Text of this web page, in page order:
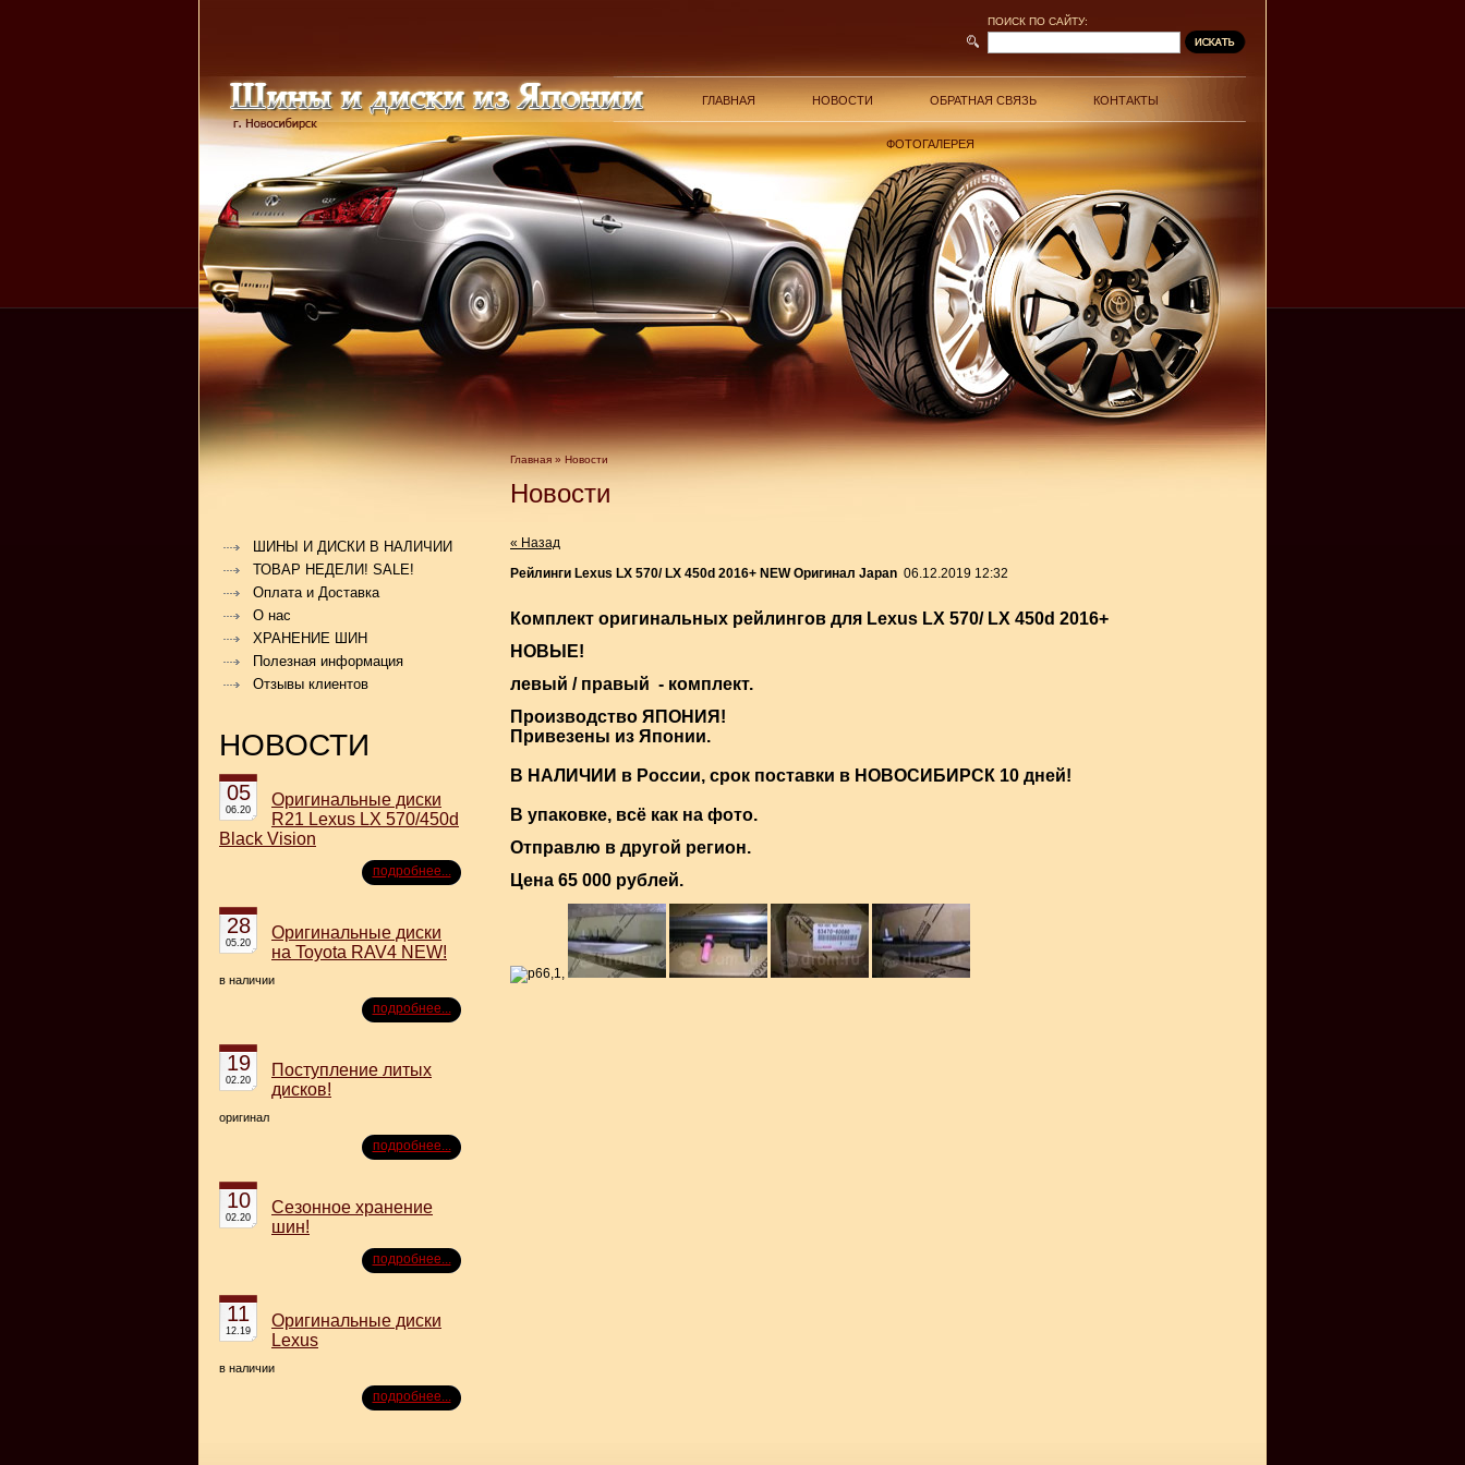
ПОИСК ПО САЙТУ:
ГЛАВНАЯ НОВОСТИ ОБРАТНАЯ СВЯЗЬ КОНТАКТЫ
ФОТОГАЛЕРЕЯ
Главная » Новости
Новости
« Назад
Рейлинги Lexus LX 570/ LX 450d 2016+ NEW Оригинал Japan 06.12.2019 12:32
Комплект оригинальных рейлингов для Lexus LX 570/ LX 450d 2016+
НОВЫЕ!
левый / правый - комплект.
Производство ЯПОНИЯ!
Привезены из Японии.
В НАЛИЧИИ в России, срок поставки в НОВОСИБИРСК 10 дней!
В упаковке, всё как на фото.
Отправлю в другой регион.
Цена 65 000 рублей.
ШИНЫ И ДИСКИ В НАЛИЧИИ
ТОВАР НЕДЕЛИ! SALE!
Оплата и Доставка
О нас
ХРАНЕНИЕ ШИН
Полезная информация
Отзывы клиентов
НОВОСТИ
05
06.20
Оригинальные диски
R21 Lexus LX 570/450d
Black Vision
подробнее...
28
05.20
Оригинальные диски
на Toyota RAV4 NEW!
в наличии
подробнее...
19
02.20
Поступление литых
дисков!
оригинал
подробнее...
10
02.20
Сезонное хранение
шин!
подробнее...
11
12.19
Оригинальные диски
Lexus
в наличии
подробнее...